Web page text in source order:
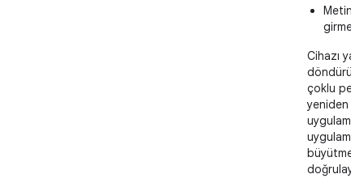
Metin
girme
Cihazı
döndürün,
çoklu
yeniden
uygulama
uygulama
büyütme